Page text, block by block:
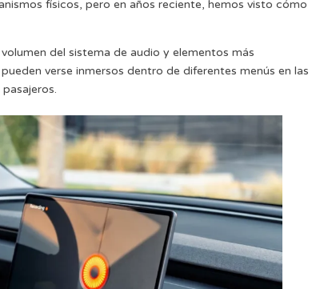
físicos, pero en años reciente, hemos visto cómo
del sistema de audio y elementos más
verse inmersos dentro de diferentes menús en las